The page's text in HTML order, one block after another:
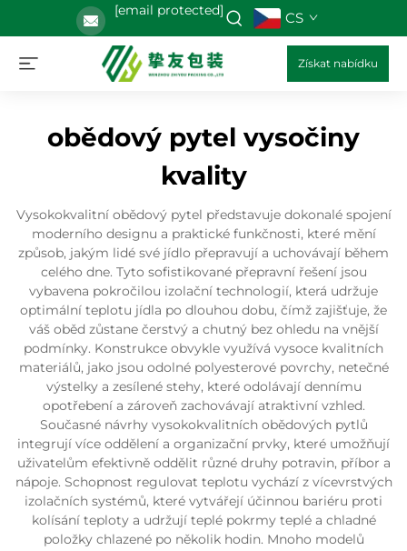
[email protected] CS
Získat nabídku
obědový pytel vysočiny
kvality
Vysokokvalitní obědový pytel představuje dokonalé spojení
moderního designu a praktické funkčnosti, které mění
způsob, jakým lidé své jídlo přepravují a uchovávají během
celého dne. Tyto sofistikované přepravní řešení jsou
vybavena pokročilou izolační technologií, která udržuje
optimální teplotu jídla po dlouhou dobu, čímž zajišťuje, že
váš oběd zůstane čerstvý a chutný bez ohledu na vnější
podmínky. Konstrukce obvykle využívá vysoce kvalitních
materiálů, jako jsou odolné polyesterové povrchy, netečné
výstelky a zesílené stehy, které odolávají dennímu
opotřebení a zároveň zachovávají atraktivní vzhled.
Současné návrhy vysokokvalitních obědových pytlů
integrují více oddělení a organizační prvky, které umožňují
uživatelům efektivně oddělit různé druhy potravin, příbor a
nápoje. Schopnost regulovat teplotu vychází z vícevrstvých
izolačních systémů, které vytvářejí účinnou bariéru proti
kolísání teploty a udržují teplé pokrmy teplé a chladné
položky chlazené po několik hodin. Mnoho modelů